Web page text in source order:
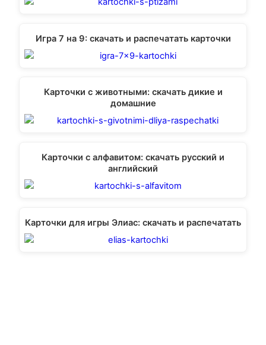
Игра 7 на 9: скачать и распечатать карточки
Карточки с животными: скачать дикие и
домашние
Карточки с алфавитом: скачать русский и
английский
Карточки для игры Элиас: скачать и распечатать